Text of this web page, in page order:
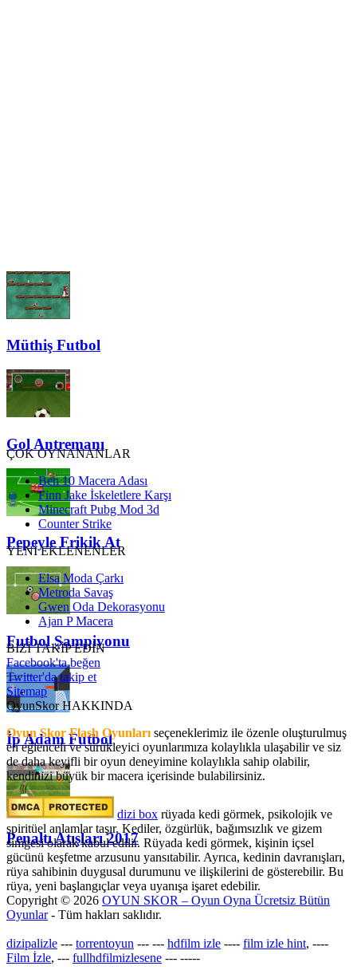
Müthiş Futbol
Gol Antremanı
Pepeyle Frikik At
Futbol Şampiyonu
İp Adam Futbol
Penaltı Atışları 2017
ÇOK OYNANANLAR
Ben 10 Macera Adası
Finn Jake İskeletlere Karşı
Minecraft Pubg Mod 3d
Counter Strike
YENİ EKLENENLER
Elsa Moda Çarkı
Metroda Savaş
Gwen Oda Dekorasyonu
Ajan P Macera
BİZİ TAKİP EDİN
Facebook'ta beğen
Twitter'da takip et
Sitemap
OyunSkor HAKKINDA
Oyun Skor Flash Oyunları seçeneklerimiz ile özenle oluşturulmuş
en eğlenceli ve sürükleyici oyunlarımıza kolaylıkla ulaşabilir ve siz
de daha keyifli bir oyun deneyimine kolaylıkla sahip olabilir,
kendinizi büyük bir macera içerisinde bulabilirsiniz.
dizi box rüyada kedi görmek​, psikolojik ve
spiritüel anlamlar taşır. Kediler, özgürlük, bağımsızlık ve gizem
simgesi olarak kabul edilir. Rüyada kedi görmek, kişinin içsel
gücünü keşfetme arzusunu yansıtabilir. Ayrıca, kedinin davranışları,
rüya sahibinin duygusal durumunu ve ilişkilerini de gösterebilir. Bu
rüya, yeni başlangıçlar veya uyanışa işaret edebilir.
Copyright © 2026 OYUN SKOR – Oyun Oyna Ücretsiz Bütün
Oyunlar- Tüm hakları saklıdır.
dizipalizle --- torrentoyun --- --- hdfilm izle ---- film izle hint, ----
Film İzle, --- fullhdfilmizlesene --- -----